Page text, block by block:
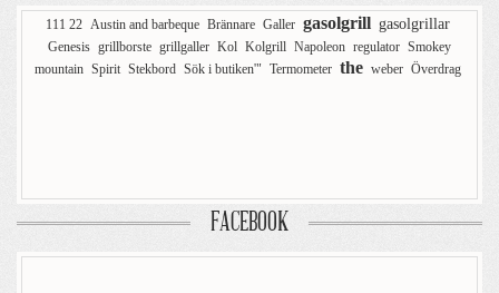
111 22 Austin and barbeque Brännare Galler gasolgrill gasolgrillar
Genesis grillborste grillgaller Kol Kolgrill Napoleon regulator Smokey
mountain Spirit Stekbord Sök i butiken'" Termometer the weber Överdrag
FACEBOOK